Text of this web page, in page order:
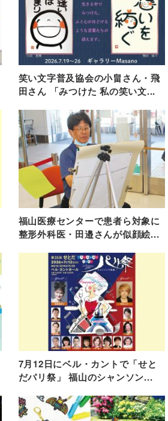
笑い文字普及協会の小畠さん・飛
田さん 「みつけた 私の笑い文...
福山医療センターで患者ら対象に
整形外科医・田邉さんが似顔絵...
7月12日にベル・カントで「せと
だパリ祭」 福山のシャンソン...